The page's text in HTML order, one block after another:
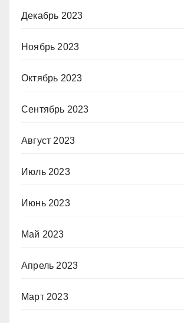
Декабрь 2023
Ноябрь 2023
Октябрь 2023
Сентябрь 2023
Август 2023
Июль 2023
Июнь 2023
Май 2023
Апрель 2023
Март 2023